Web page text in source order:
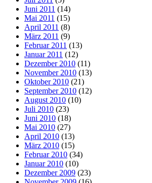
Juni 2011 (14)
Mai 2011 (15)
April 2011 (8)
März 2011 (9)
Februar 2011 (13)
Januar 2011 (12)
Dezember 2010 (11)
November 2010 (13)
Oktober 2010 (21)
September 2010 (12)
August 2010 (10)
Juli 2010 (23)
Juni 2010 (18)
Mai 2010 (27)
April 2010 (13)
März 2010 (15)
Februar 2010 (34)
Januar 2010 (10)
Dezember 2009 (23)